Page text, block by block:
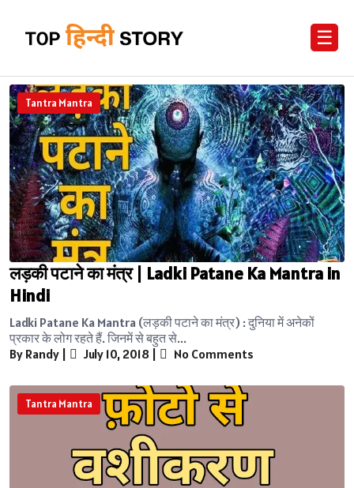
☰
Tantra Mantra
लड़की पटाने का मंत्र | Ladki Patane Ka Mantra in
Hindi
Ladki Patane Ka Mantra (लड़की पटाने का मंत्र) : दुनिया में अनेकों
प्रकार के लोग रहते हैं. जिनमें से बहुत से...
By Randy | July 10, 2018 | No Comments
Tantra Mantra